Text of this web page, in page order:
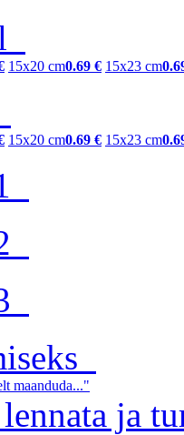
15x20 cm0.69 € 15x23 cm
15x20 cm0.69 € 15x23 cm
ja